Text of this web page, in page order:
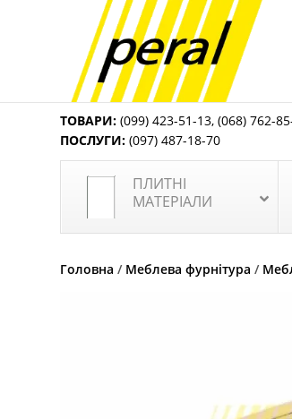
ТОВАРИ: (099) 423-51-13,(068) 762-
ПОСЛУГИ: (097) 487-18-70
ПЛИТНІ
МАТЕРІАЛИ
Головна / Меблева фурнітура /